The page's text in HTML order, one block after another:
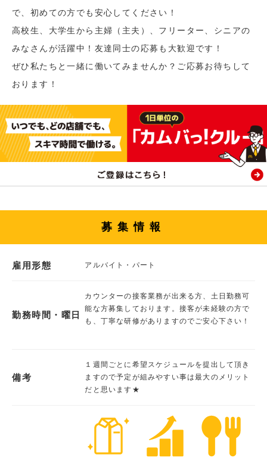
で、初めての方でも安心してください！
高校生、大学生から主婦（主夫）、フリーター、シニアの
みなさんが活躍中！友達同士の応募も大歓迎です！
ぜひ私たちと一緒に働いてみませんか？ご応募お待ちして
おります！
募集情報
雇用形態 アルバイト・パート
勤務時間・曜日
カウンターの接客業務が出来る方、土日勤務可
能な方募集しております。接客が未経験の方で
も、丁寧な研修がありますのでご安心下さい！
備考
１週間ごとに希望スケジュールを提出して頂き
ますので予定が組みやすい事は最大のメリット
だと思います★